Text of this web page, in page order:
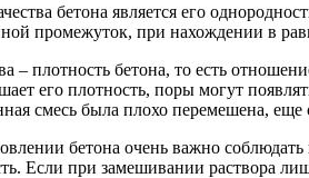
бетона является его
промежуток, при нахождении в
– плотность бетона, то есть
его плотность, поры могут
смесь была плохо перемешена,
бетона очень важно
Если при замешивании раствора